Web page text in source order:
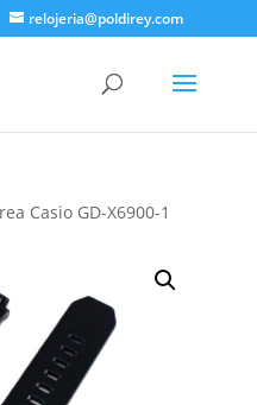
relojeria@poldirey.com
Casio GD-X6900-1